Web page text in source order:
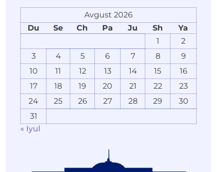
Avgust 2026
Du
Se Ch Pa Ju Sh
Ya
1
2
3
4 5 6 7 8
9
10
11 12 13 14 15
16
17
18 19 20 21 22
23
24
25 26 27 28 29
30
31
« Iyul